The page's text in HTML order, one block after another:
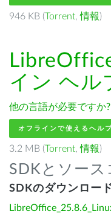
946 KB (Torrent,情報)
イン ヘル
他の言語が必要ですか?
オフラインで使えるヘル
3.2 MB (Torrent,情報)
SDKとソース
SDKのダウンロー